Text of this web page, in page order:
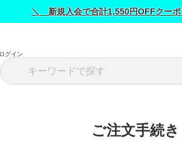
＼ 新規入会で合計1,550円OFFクー
グイン
ご注文手続き